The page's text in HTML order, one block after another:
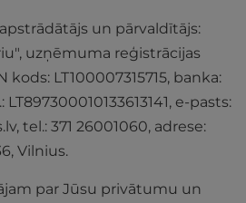
un pārvaldītājs:
uzņēmuma reģistrācijas
kods: LT100007315715, banka:
e-pasts:
, tel.: 371 26001060, adrese:
Vilnius.
par Jūsu privātumu un